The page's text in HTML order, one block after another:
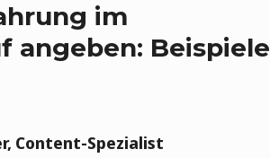
im
angeben: Beispiele
Content-Spezialist